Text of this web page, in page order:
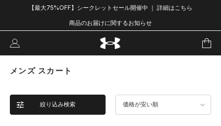
【最大75%OFF】シークレットセール開催中 ｜ 詳細はこちら
商品のお届けに関するお知らせ
メンズ スカート
絞り込み検索 価格が安い順